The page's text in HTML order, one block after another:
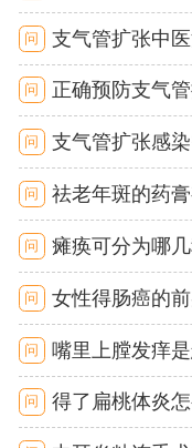
问 支气管扩张中
问 正确预防支气
问 支气管扩张感
问 祛老年斑的药
问 瘫痪可分为哪
问 女性得肠癌的
问 嘴里上膛发痒
问